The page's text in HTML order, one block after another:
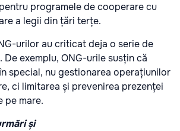
programele de cooperare cu
a legii din țări terțe.
urilor au criticat deja o serie de
exemplu, ONG-urile susțin că
special, nu gestionarea operațiunilor
ci limitarea și prevenirea prezenței
pe mare.
și